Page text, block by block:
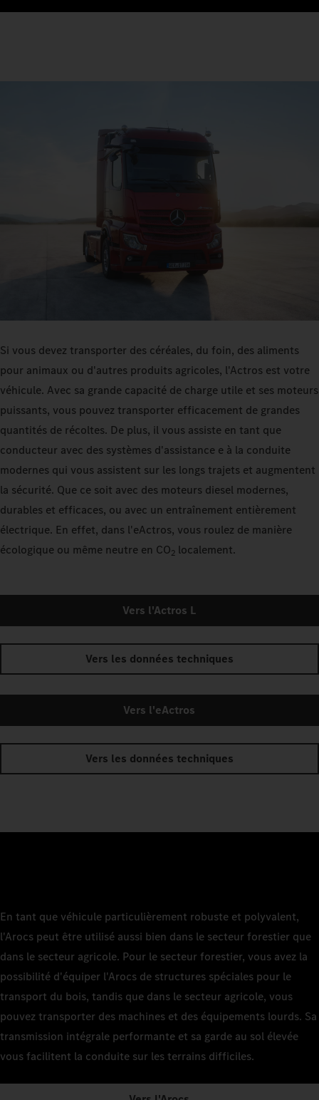
Si vous devez transporter des céréales, du foin, des aliments
pour animaux ou d'autres produits agricoles, l'Actros est votre
véhicule. Avec sa grande capacité de charge utile et ses moteurs
puissants, vous pouvez transporter efficacement de grandes
quantités de récoltes. De plus, il vous assiste en tant que
conducteur avec des systèmes d'assistance e à la conduite
modernes qui vous assistent sur les longs trajets et augmentent
la sécurité. Que ce soit avec des moteurs diesel modernes,
durables et efficaces, ou avec un entraînement entièrement
électrique. En effet, dans l'eActros, vous roulez de manière
écologique ou même neutre en CO2 localement.
Vers l'Actros L
Vers les données techniques
Vers l'eActros
Vers les données techniques
En tant que véhicule particulièrement robuste et polyvalent,
l'Arocs peut être utilisé aussi bien dans le secteur forestier que
dans le secteur agricole. Pour le secteur forestier, vous avez la
possibilité d'équiper l'Arocs de structures spéciales pour le
transport du bois, tandis que dans le secteur agricole, vous
pouvez transporter des machines et des équipements lourds. Sa
transmission intégrale performante et sa garde au sol élevée
vous facilitent la conduite sur les terrains difficiles.